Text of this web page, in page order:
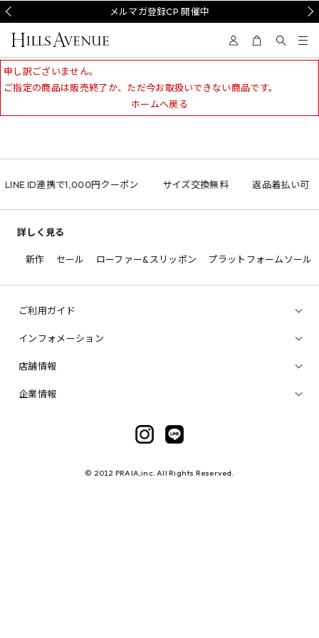
メルマガ登録CP 開催中
申し訳ございません。
ご指定の商品は販売終了か、ただ今お取扱いできない商品です。
ホームへ戻る
LINE ID連携で1,000円クーポン サイズ交換無料 返品着払い可
詳しく見る
新作 セール ローファー&スリッポン プラットフォームソール
ご利用ガイド
インフォメーション
店舗情報
企業情報
© 2012 PRAIA,inc. All Rights Reserved.